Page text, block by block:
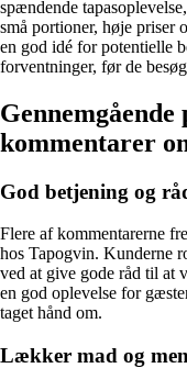
spændende
små portioner, høje
en god idé for potentielle
forventninger, før de
kommentarer
God betjening og
Flere af kommentarerne
hos Tapogvin. Kunderne
ved at give gode råd til at
en god oplevelse for
taget hånd om.
Lækker mad og